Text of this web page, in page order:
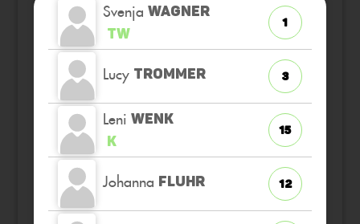
Svenja WAGNER
TW
1
Lucy TROMMER 3
Leni WENK
K
15
Johanna FLUHR 12